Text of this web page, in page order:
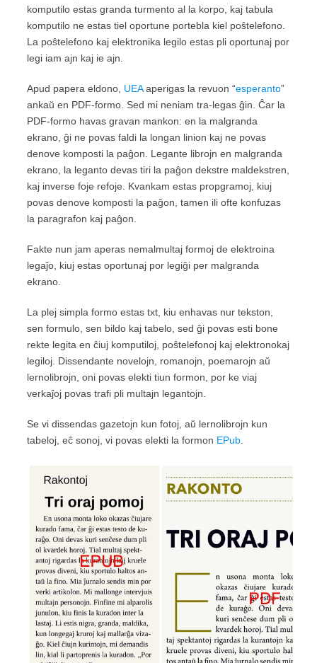
komputilo estas granda turmento al la korpo, kaj tabula
komputilo ne estas tiel oportune portebla kiel poŝtelefono.
La poŝtelefono kaj elektronika legilo estas pli oportunaj por
legi iam ajn kaj ie ajn.
Apud papera eldono, UEAaperigas la revuon “esperanto”
ankaŭ en PDF-formo. Sed mi neniam tra-legas ĝin. Ĉar la
PDF-formo havas gravan mankon: en la malgranda
ekrano, ĝi ne povas faldi la longan linion kaj ne povas
denove komposti la paĝon. Legante librojn en malgranda
ekrano, la leganto devas tiri la paĝon dekstre maldekstren,
kaj inverse foje refoje. Kvankam estas propgramoj, kiuj
povas denove komposti la paĝon, tamen ili ofte konfuzas
la paragrafon kaj paĝon.
Fakte nun jam aperas nemalmultaj formoj de elektroina
legaĵo, kiuj estas oportunaj por legiĝi per malgranda
ekrano.
La plej simpla formo estas txt, kiu enhavas nur tekston,
sen formulo, sen bildo kaj tabelo, sed ĝi povas esti bone
rekte legita en ĉiuj komputiloj, poŝtelefonoj kaj elektronokaj
legiloj. Dissendante novelojn, romanojn, poemarojn aŭ
lernolibrojn, oni povas elekti tiun formon, por ke viaj
verkaĵoj povas trafi pli multajn legantojn.
Se vi dissendas gazetojn kun fotoj, aŭ lernolibrojn kun
tabeloj, eĉ sonoj, vi povas elekti la formon EPub.